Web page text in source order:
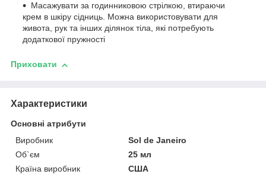
Масажувати за годинниковою стрілкою, втираючи
крем в шкіру сідниць. Можна використовувати для
живота, рук та інших ділянок тіла, які потребують
додаткової пружності
Приховати
Характеристики
Основні атрибути
Виробник
Sol de Janeiro
Об`єм
25 мл
Країна виробник
США